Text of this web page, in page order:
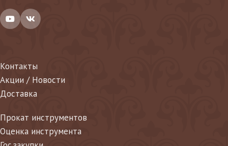
Контакты
Акции / Новости
Доставка
Прокат инструментов
Оценка инструмента